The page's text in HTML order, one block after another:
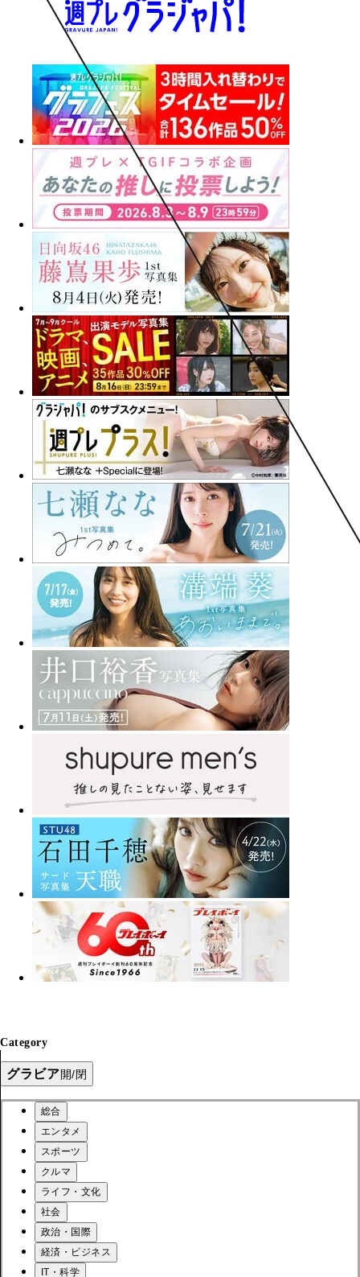
Category
グラビア開/閉
総合
エンタメ
スポーツ
クルマ
ライフ・文化
社会
政治・国際
経済・ビジネス
IT・科学